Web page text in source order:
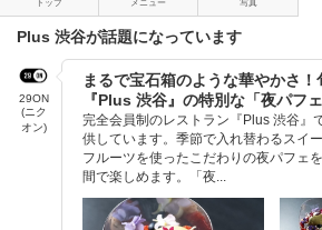
トップ メニュー 写真
Plus 渋谷が話題になっています
29ON
(ニク
オン)
まるで宝石箱のような華やかさ！
『Plus 渋谷』の特別な「夜パフ
完全会員制のレストラン『Plus 渋谷』
供しています。季節で入れ替わるスイ
フルーツを使ったこだわりの夜パフェ
間で楽しめます。「夜...